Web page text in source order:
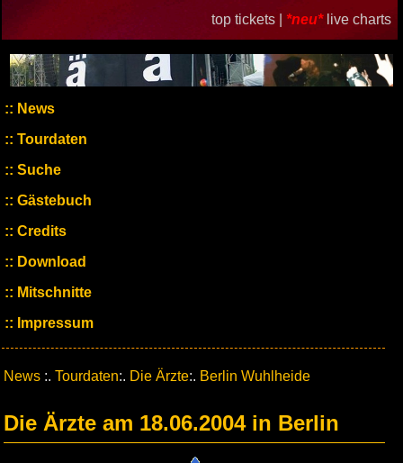
top tickets | *neu* live charts
News
Tourdaten
Suche
Gästebuch
Credits
Download
Mitschnitte
Impressum
News :. Tourdaten:. Die Ärzte:. Berlin Wuhlheide
Die Ärzte am 18.06.2004 in Berlin